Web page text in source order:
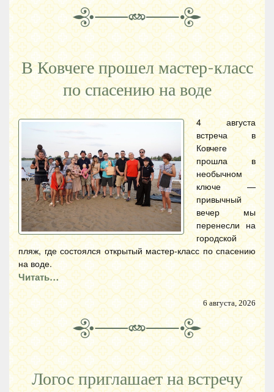
В Ковчеге прошел мастер-класс
по спасению на воде
4 августа
встреча в
Ковчеге
прошла в
необычном
ключе —
привычный
вечер мы
перенесли на
городской
пляж, где состоялся открытый мастер-класс по спасению
на воде.
Читать…
6 августа, 2026
Логос приглашает на встречу